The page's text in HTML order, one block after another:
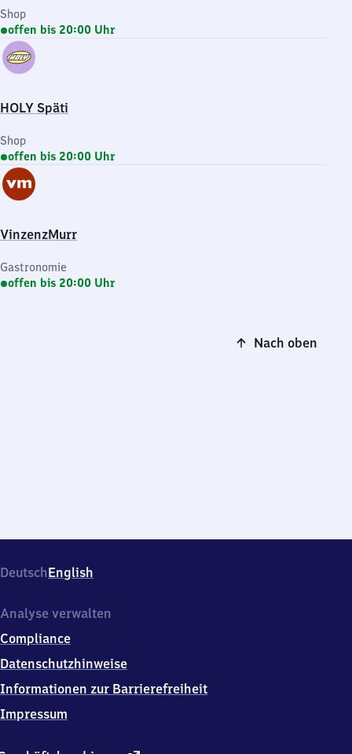
Shop
offen bis 20:00 Uhr
HOLY Späti
Shop
offen bis 20:00 Uhr
VinzenzMurr
Gastronomie
offen bis 20:00 Uhr
Nach oben
DeutschEnglish
Analyse verwalten
Compliance
Datenschutzhinweise
Informationen zur Barrierefreiheit
Impressum